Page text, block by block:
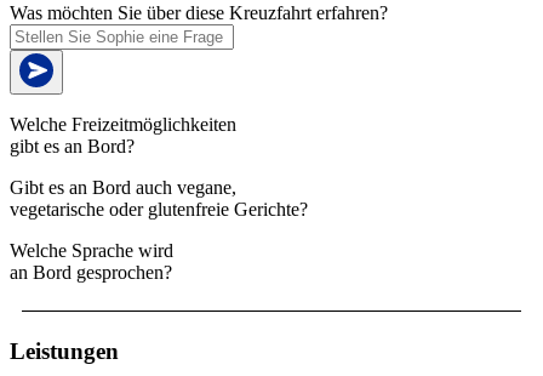
Was möchten Sie über diese Kreuzfahrt erfahren?
Welche Freizeitmöglichkeiten
gibt es an Bord?
Gibt es an Bord auch vegane,
vegetarische oder glutenfreie Gerichte?
Welche Sprache wird
an Bord gesprochen?
Leistungen